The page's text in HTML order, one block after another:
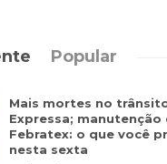
Popular
Mais mortes no
Expressa; manutenção
Febratex: o que você
nesta sexta